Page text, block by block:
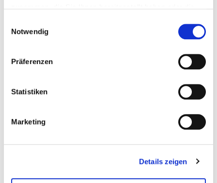
haben. Dies schließt unter Umständen die Weitergabe
Ihrer Daten in Drittländer ein, denen kein angemessenes
Datenschutzniveau bescheinigt wird. Daher könnten
diese Daten einem staatlichen Zugriff z.B. von US-
Datenschutzerklärung. Ihre Einwilligung zur Cookie
Nutzung können Sie jederzeit wieder über die Cookie -
Notwendig
Präferenzen
Statistiken
Marketing
Details zeigen